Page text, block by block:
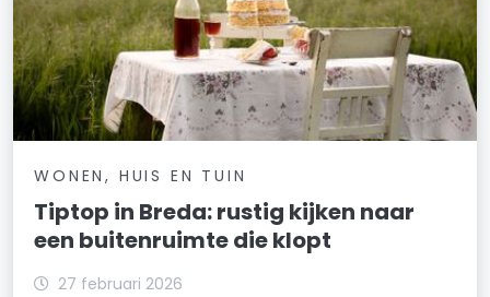
WONEN, HUIS EN TUIN
Tiptop in Breda: rustig kijken naar
een buitenruimte die klopt
27 februari 2026